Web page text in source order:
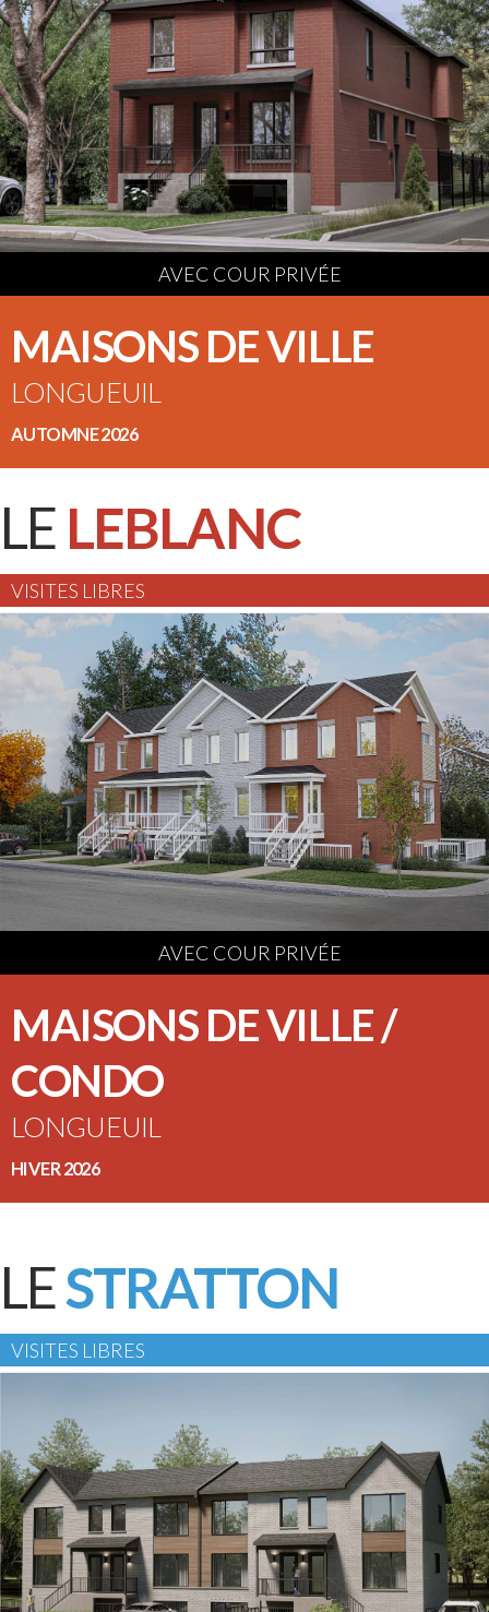
AVEC COUR PRIVÉE
MAISONS DE VILLE
LONGUEUIL
AUTOMNE 2026
LE LEBLANC
VISITES LIBRES
AVEC COUR PRIVÉE
MAISONS DE VILLE /
CONDO
LONGUEUIL
HIVER 2026
LESTRATTON
VISITES LIBRES